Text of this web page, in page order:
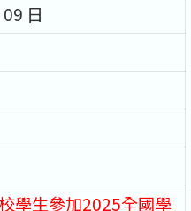
日
學生參加2025全國學